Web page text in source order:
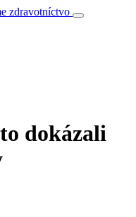
zdravotníctvo
dokázali